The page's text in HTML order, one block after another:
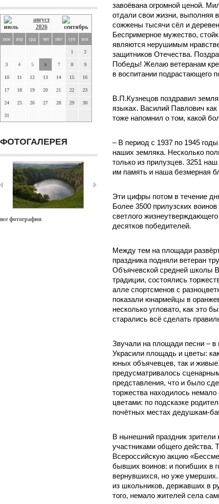
август
2026
пон втр срд чет пят суб вск
1 2
3 4 5 6 7 8 9
10 11 12 13 14 15 16
17 18 19 20 21 22 23
24 25 26 27 28 29 30
31
ФОТОГАЛЕРЕЯ
все фотографии
завоёвана огромной ценой.
отдали свои жизни, выполняя
сожжены тысячи сёл и
Беспримерное мужество,
являются нерушимым
защитников Отечества.
Победы! Желаю ветеранам
в воспитании подрастающего
В.П.Кузнецов поздравил
языках. Василий Павлович
тоже напомнил о том, какой
– В период с 1937 по 1945
наших земляка. Несколько
только из прилузцев. 3251
им память и наша безмерная
Эти цифры потом в течение
Более 3500 прилузских
светлого
десятков победителей.
Между тем на площади
праздника подняли ветеран
Объячевской средней школы
традиции, состоялись
алле спортсменов с
показали юнармейцы в
несколько угловато, как это
старались всё сделать
Звучали на площади песни – в
Украсили площадь и цветы:
юных объячевцев, так и
предусматривалось
представления, что и было
торжества находилось
цветами: по подсказке
почётных местах дедушкам-
В нынешний праздник зрители
участниками общего действа.
Всероссийскую акцию
бывших воинов: и погибших в
вернувшихся, но уже умерших.
из школьников, державших в
того, немало жителей села